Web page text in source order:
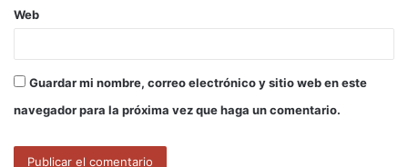
Web
Guardar mi nombre, correo electrónico y sitio web en este
navegador para la próxima vez que haga un comentario.